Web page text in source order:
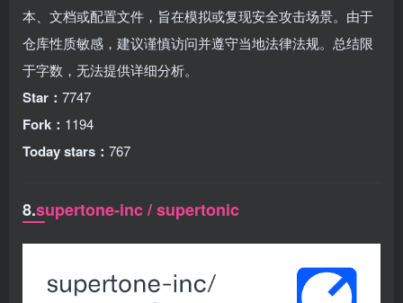
本、文档或配置文件，旨在模拟或复现安全攻击场景。由于
仓库性质敏感，建议谨慎访问并遵守当地法律法规。总结限
于字数，无法提供详细分析。
Star： 7747
Fork： 1194
Today stars： 767
8.supertone-inc / supertonic